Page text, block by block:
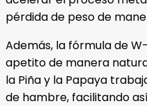
pérdida de peso de
Además, la fórmula de
apetito de manera
la Piña y la Papaya
de hambre, facilitando